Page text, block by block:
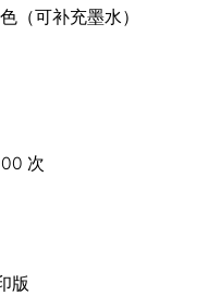
（可补充墨水）
次
版